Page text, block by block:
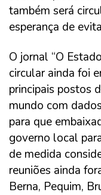
também será
esperança de
O jornal “O
circular ainda foi
principais postos
mundo com
para que
governo local
de medida
reuniões ainda
Berna, Pequim,